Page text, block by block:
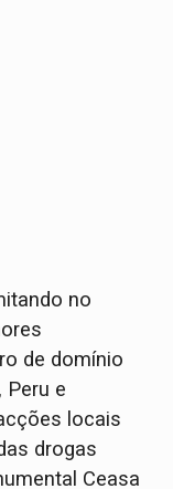
no
de domínio
e
locais
drogas
Ceasa